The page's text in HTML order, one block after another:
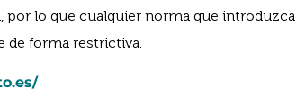
lo que cualquier norma que introduzca
de forma restrictiva.